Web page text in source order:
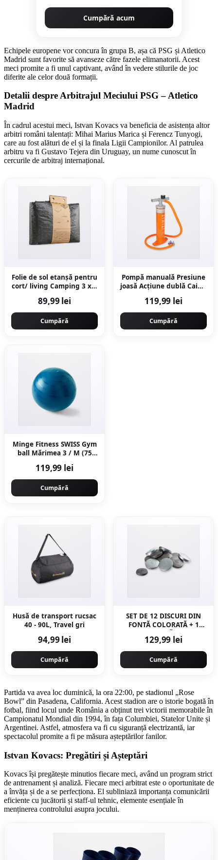
Cumpără acum
Echipele europene vor concura în grupa B, așa că PSG și Atletico
Madrid sunt favorite să avanseze către fazele elimanatorii. Acest
meci promite a fi unul captivant, având în vedere stilurile de joc
diferite ale celor două formații.
Detalii despre Arbitrajul Meciului PSG – Atletico
Madrid
În cadrul acestui meci, Istvan Kovacs va beneficia de asistența altor
arbitri români talentați: Mihai Marius Marica și Ferencz Tunyogi,
care au fost alături de el și la finala Ligii Campionilor. Al patrulea
arbitru va fi Gustavo Tejera din Uruguay, un nume cunoscut în
cercurile de arbitraj internațional.
Folie de sol etanșă pentru
cort/ living Camping 3 x 4
89,99 lei
Cumpără
Pompă manuală Presiune
joasă Acțiune dublă Caiac-
119,99 lei
Cumpără
Minge Fitness SWISS Gym
ball Mărimea 3 / M (75
119,99 lei
Cumpără
Husă de transport rucsac
40 - 90L, Travel gri
94,99 lei
Cumpără
SET DE 12 DISCURI DIN
FONTĂ COLORATĂ + 1
129,99 lei
Cumpără
Partida va avea loc duminică, la ora 22:00, pe stadionul „Rose
Bowl” din Pasadena, California. Acest stadion are o istorie bogată în
fotbal, fiind locul unde România a obținut trei victorii memorabile în
Campionatul Mondial din 1994, în fața Columbiei, Statelor Unite și
Argentinei. Astfel, atmosfera va fi cu siguranță electrizantă, iar
spectacolul promite a fi pe măsura așteptărilor fanilor.
Istvan Kovacs: Pregătiri și Așteptări
Kovacs își pregătește minutios fiecare meci, având un program strict
de antrenament și analiză. Fiecare meci arbitrat este o oportunitate de
a învăța și de a se perfecționa. El subliniază importanța comunicării
eficiente cu jucătorii și staff-ul tehnic, elemente esențiale în
menținerea controlului asupra jocului.